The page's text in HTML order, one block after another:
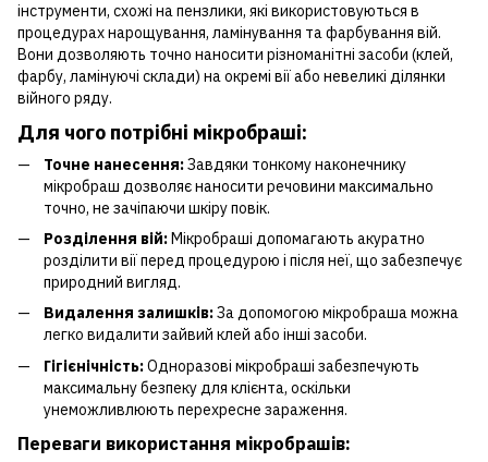
інструменти, схожі на пензлики, які використовуються в
процедурах нарощування, ламінування та фарбування вій.
Вони дозволяють точно наносити різноманітні засоби (клей,
фарбу, ламінуючі склади) на окремі вії або невеликі ділянки
війного ряду.
Для чого потрібні мікробраші:
Точне нанесення:Завдяки тонкому наконечнику
мікробраш дозволяє наносити речовини максимально
точно, не зачіпаючи шкіру повік.
Розділення вій:Мікробраші допомагають акуратно
розділити вії перед процедурою і після неї, що забезпечує
природний вигляд.
Видалення залишків:За допомогою мікробраша можна
легко видалити зайвий клей або інші засоби.
Гігієнічність:Одноразові мікробраші забезпечують
максимальну безпеку для клієнта, оскільки
унеможливлюють перехресне зараження.
Переваги використання мікробрашів: